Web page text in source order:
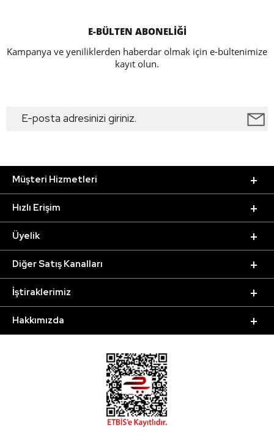
E-BÜLTEN ABONELİĞİ
Kampanya ve yeniliklerden haberdar olmak için e-bültenimize
kayıt olun.
Müşteri Hizmetleri
Hızlı Erişim
Üyelik
Diğer Satış Kanalları
İştiraklerimiz
Hakkımızda